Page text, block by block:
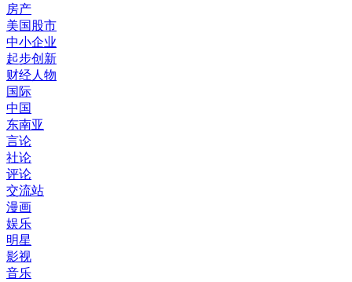
房产
美国股市
中小企业
起步创新
财经人物
国际
中国
东南亚
言论
社论
评论
交流站
漫画
娱乐
明星
影视
音乐